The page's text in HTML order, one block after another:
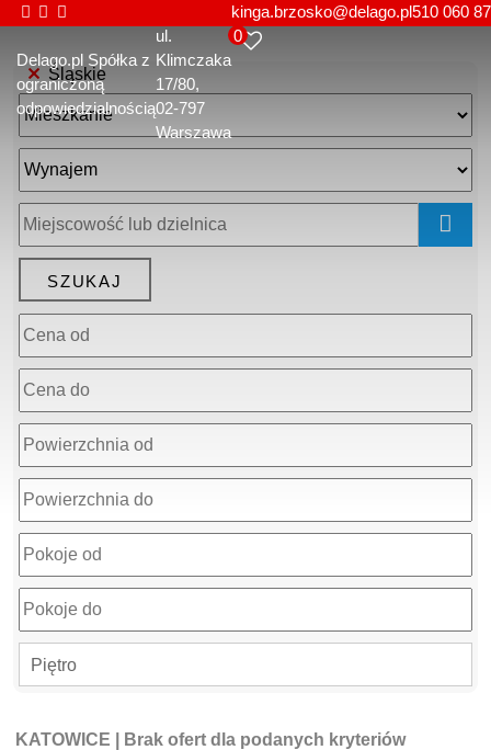
Delago.pl Spółka z
ograniczoną
odpowiedzialnością
ul.
Klimczaka
17/80
02-797
Warszawa
kinga.brzosko@delago.pl510 060
0
Śląskie
Piętro
KATOWICE | Brak ofert dla podanych kryteriów